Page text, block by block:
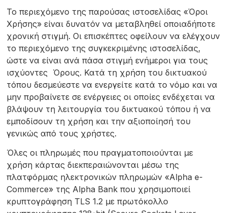
Το περιεχόμενο της παρούσας ιστοσελίδας «Όροι
Χρήσης» είναι δυνατόν να μεταβληθεί οποιαδήποτε
χρονική στιγμή. Οι επισκέπτες οφείλουν να ελέγχουν
το περιεχόμενο της συγκεκριμένης ιστοσελίδας,
ώστε να είναι ανά πάσα στιγμή ενήμεροι για τους
ισχύοντες Όρους. Κατά τη χρήση του δικτυακού
τόπου δεσμεύεστε να ενεργείτε κατά το νόμο και να
μην προβαίνετε σε ενέργειες οι οποίες ενδέχεται να
βλάψουν τη λειτουργία του δικτυακού τόπου ή να
εμποδίσουν τη χρήση και την αξιοποίησή του
γενικώς από τους χρήστες.
Όλες οι πληρωμές που πραγματοποιούνται με
χρήση κάρτας διεκπεραιώνονται μέσω της
πλατφόρμας ηλεκτρονικών πληρωμών «Alpha e-
Commerce» της Alpha Bank που χρησιμοποιεί
κρυπτογράφηση TLS 1.2 με πρωτόκολλο